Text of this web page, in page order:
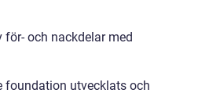
och nackdelar med
foundation utvecklats och